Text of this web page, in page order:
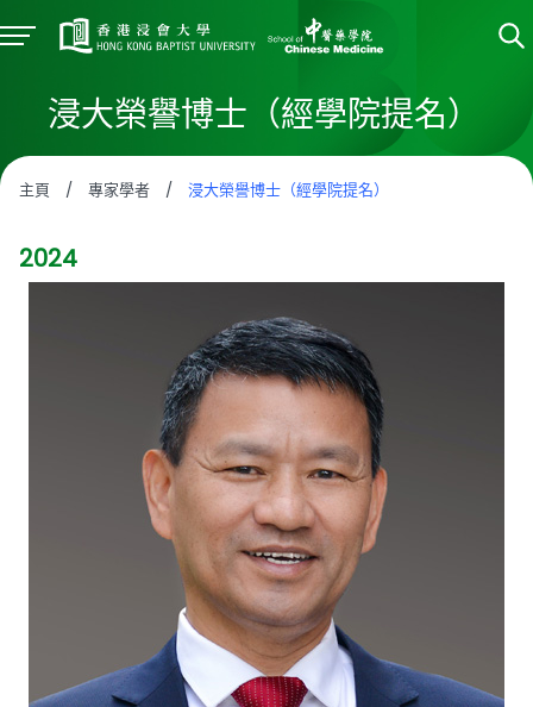
浸大榮譽博士（經學院提名）
主頁 / 專家學者 / 浸大榮譽博士（經學院提名）
2024